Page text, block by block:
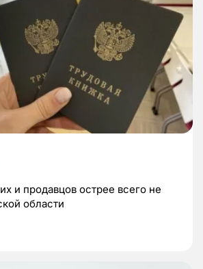
и продавцов острее всего не
области